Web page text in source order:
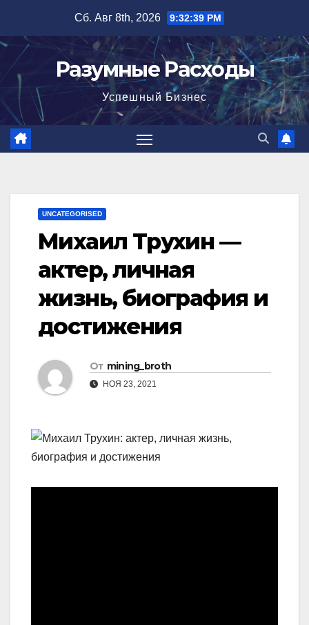
содержимому
Сб. Авг 8th, 2026 9:32:40 PM
Разумные Расходы
Успешный Бизнес
UNCATEGORISED
Михаил Трухин —
актер, личная
жизнь, биография и
достижения
От mining_broth
НОЯ 23, 2021